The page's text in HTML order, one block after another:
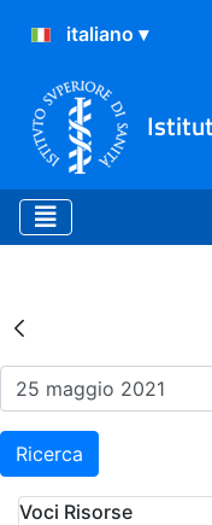
Risultati
Ricerca
Voci Risorse